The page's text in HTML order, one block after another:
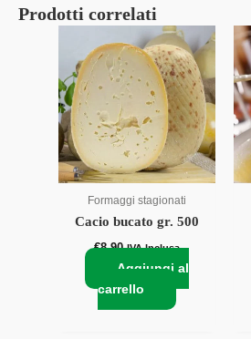
Prodotti correlati
Formaggi stagionati
Cacio bucato gr. 500
€8,90 IVA Inclusa
Aggiungi al
carrello